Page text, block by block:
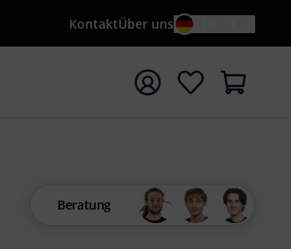
KontaktÜber uns
starten
Beratung